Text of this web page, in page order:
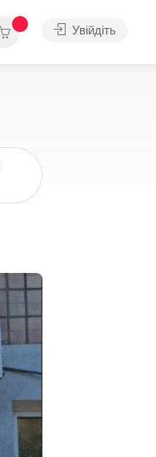
Увійдіть